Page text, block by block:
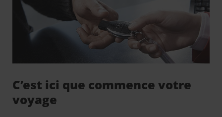
C’est ici que commence votre
voyage